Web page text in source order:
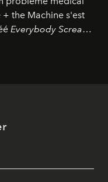
the Machine s'est
Everybody Scream
à ce jour.